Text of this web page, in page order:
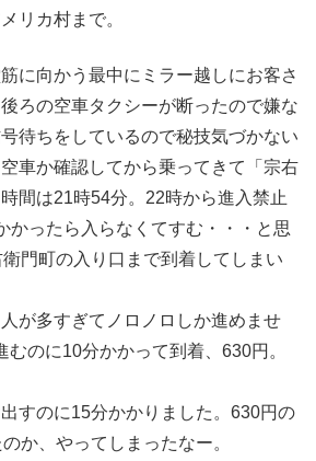
リカ村まで。
に向かう最中にミラー越しにお客さ
ろの空車タクシーが断ったので嫌な
待ちをしているので秘技気づかない
車か確認してから乗ってきて「宗右
間は21時54分。22時から進入禁止
かったら入らなくてすむ・・・と思
門町の入り口まで到着してしまい
が多すぎてノロノロしか進めませ
むのに10分かかって到着、630円。
すのに15分かかりました。630円の
か、やってしまったなー。